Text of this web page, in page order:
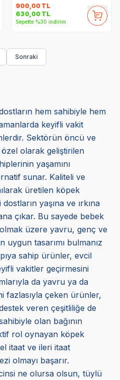
900,00 TL
630,00 TL
Sepette %30 indirim
Sonraki
hem sahibiyle hem
keyifli vakit
Sektörün öncü ve
özel olarak geliştirilen
yaşamını
sunar. Kaliteli ve
üretilen köpek
yaşına ve ırkına
çıkar. Bu sayede bebek
üzere yavru, genç ve
uygun tasarımı bulmanız
sahip ürünler, evcil
vakitler geçirmesini
da yavru ya da
fazlasıyla çeken ürünler,
veren çeşitliliğe de
olan bağının
rol oynayan köpek
itaat ve ileri itaat
olmayı başarır.
ne olursa olsun, tüylü